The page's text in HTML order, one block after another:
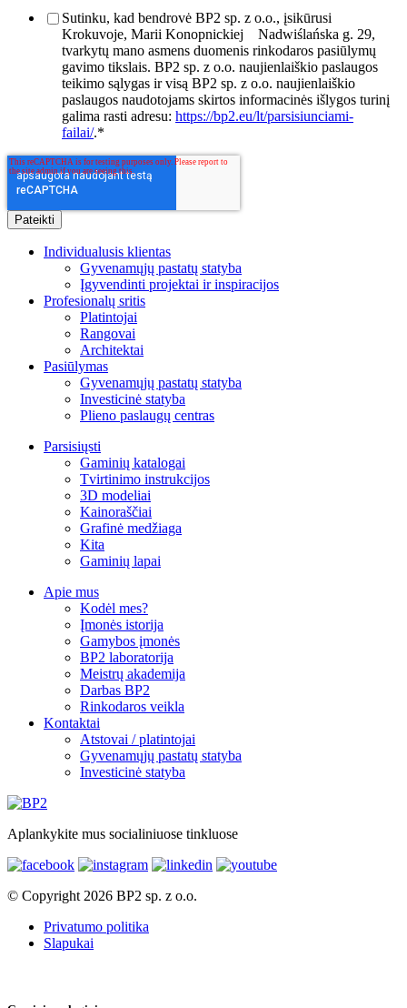
Sutinku, kad bendrovė BP2 sp. z o.o., įsikūrusi
Krokuvoje, Marii Konopnickiej
Nadwiślańska g. 29,
tvarkytų mano asmens duomenis rinkodaros pasiūlymų
gavimo tikslais. BP2 sp. z o.o. naujienlaiškio paslaugos
teikimo sąlygas ir visą BP2 sp. z o.o. naujienlaiškio
paslaugos naudotojams skirtos informacinės išlygos turinį
galima rasti adresu: https://bp2.eu/lt/parsisiunciami-
failai/.*
Individualusis klientas
Gyvenamųjų pastatų statyba
Įgyvendinti projektai ir inspiracijos
Profesionalų sritis
Platintojai
Rangovai
Architektai
Pasiūlymas
Gyvenamųjų pastatų statyba
Investicinė statyba
Plieno paslaugų centras
Parsisiųsti
Gaminių katalogai
Tvirtinimo instrukcijos
3D modeliai
Kainoraščiai
Grafinė medžiaga
Kita
Gaminių lapai
Apie mus
Kodėl mes?
Įmonės istorija
Gamybos įmonės
BP2 laboratorija
Meistrų akademija
Darbas BP2
Rinkodaros veikla
Kontaktai
Atstovai / platintojai
Gyvenamųjų pastatų statyba
Investicinė statyba
Aplankykite mus socialiniuose tinkluose
© Copyright 2026 BP2 sp. z o.o.
Privatumo politika
Slapukai